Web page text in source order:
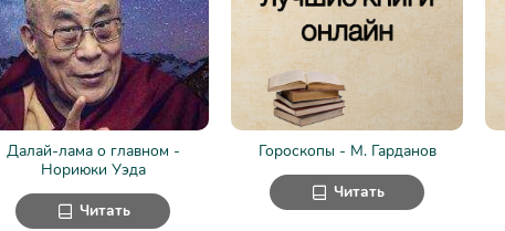
Далай-лама о главном -
Нориюки Уэда
Читать
Гороскопы - М. Гарданов
Читать